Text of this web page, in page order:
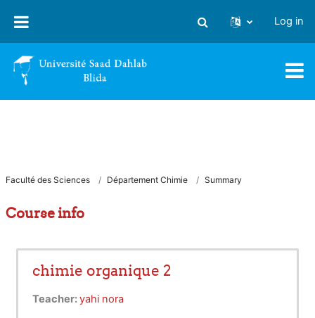
Toggle search input
Log in
Faculté des Sciences Département Chimie Summary
Course info
chimie organique 2
Teacher:yahi nora